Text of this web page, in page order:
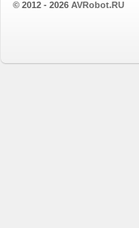
© 2012 - 2026 AVRobot.RU